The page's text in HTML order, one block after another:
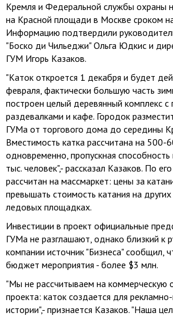
Кремля и Федеральной службы охраны
на Красной площади в Москве сроком
Информацию подтвердили
"Боско ди Чильеджи" Ольга Юдкис и
ГУМ Игорь Казаков.
"Каток откроется 1 декабря и будет
февраля, фактически большую часть
построен целый деревянный комплекс с
раздевалками и кафе. Городок
ГУМа от торгового дома до середины
Вместимость катка рассчитана на 500-
одновременно, пропускная
тыс. человек",- рассказал Казаков. По
рассчитан на массмаркет: цены за
превышать стоимость катания на
ледовых площадках.
Инвестиции в проект официальные
ГУМа не разглашают, однако близкий к
компании источник "Бизнеса" сообщил,
бюджет мероприятия - более $3 млн.
"Мы не рассчитываем на коммерческую
проекта: каток создается для
истории",- признается Казаков. "Наша